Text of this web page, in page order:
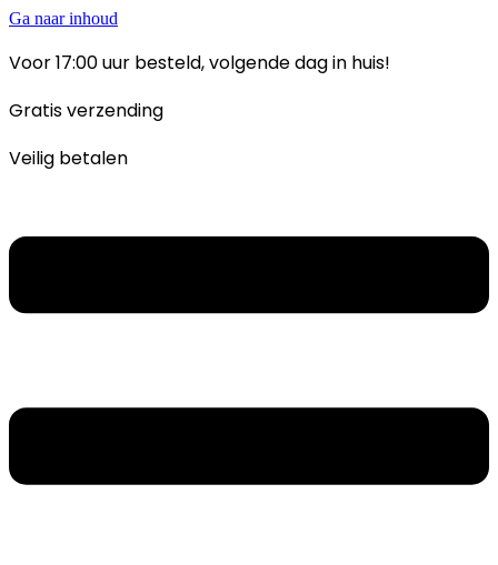
Ga naar inhoud
Voor 17:00 uur besteld, volgende dag in huis!
Gratis verzending
Veilig betalen